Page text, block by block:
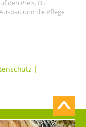
den Preis. Du
und die Pflege
|